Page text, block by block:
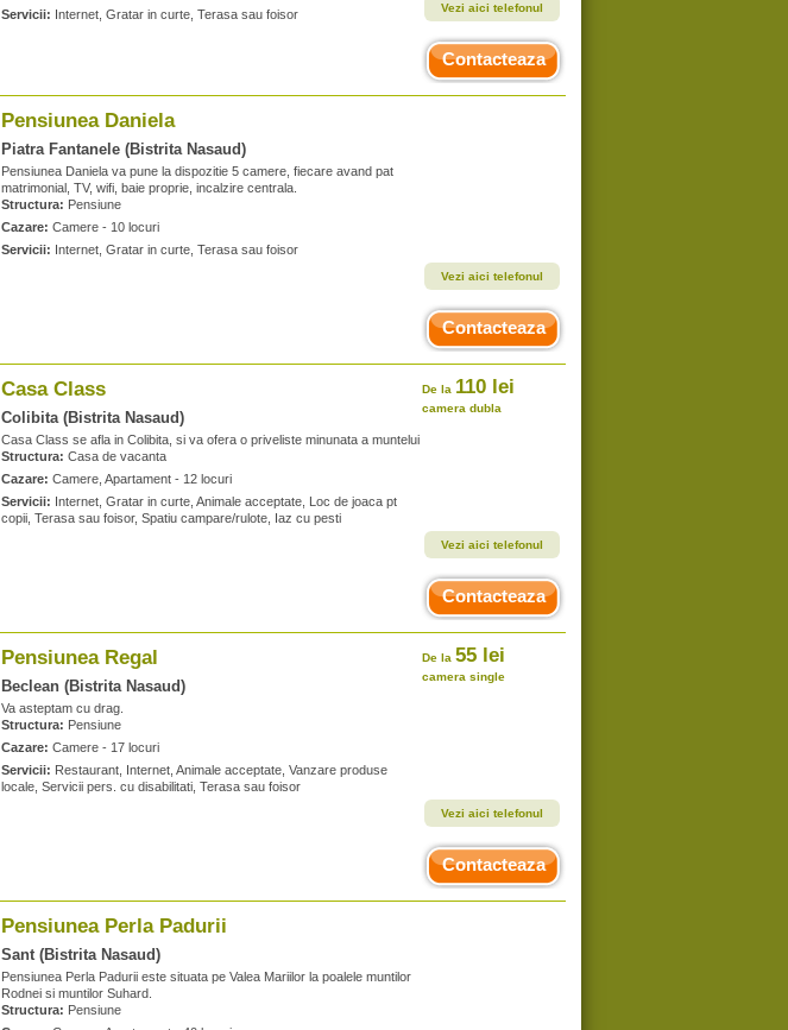
Servicii: Internet, Gratar in curte, Terasa sau foisor Vezi aici telefonul
Contacteaza
Pensiunea Daniela
Piatra Fantanele (Bistrita Nasaud)
Pensiunea Daniela va pune la dispozitie 5 camere, fiecare avand pat
matrimonial, TV, wifi, baie proprie, incalzire centrala.
Structura: Pensiune
Cazare: Camere - 10 locuri
Servicii: Internet, Gratar in curte, Terasa sau foisor
Vezi aici telefonul
Contacteaza
Casa Class
Colibita (Bistrita Nasaud)
Casa Class se afla in Colibita, si va ofera o priveliste minunata a muntelui
Structura: Casa de vacanta
Cazare: Camere, Apartament - 12 locuri
Servicii: Internet, Gratar in curte, Animale acceptate, Loc de joaca pt
copii, Terasa sau foisor, Spatiu campare/rulote, Iaz cu pesti
De la 110 lei
camera dubla
Vezi aici telefonul
Contacteaza
Pensiunea Regal
Beclean (Bistrita Nasaud)
Va asteptam cu drag.
Structura: Pensiune
Cazare: Camere - 17 locuri
Servicii: Restaurant, Internet, Animale acceptate, Vanzare produse
locale, Servicii pers. cu disabilitati, Terasa sau foisor
De la 55 lei
camera single
Vezi aici telefonul
Contacteaza
Pensiunea Perla Padurii
Sant (Bistrita Nasaud)
Pensiunea Perla Padurii este situata pe Valea Mariilor la poalele muntilor
Rodnei si muntilor Suhard.
Structura: Pensiune